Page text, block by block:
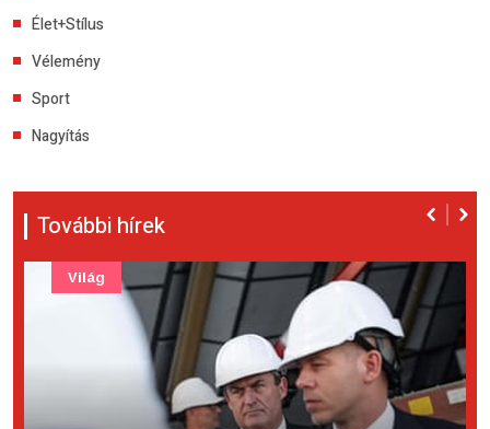
Élet+Stílus
Vélemény
Sport
Nagyítás
További hírek
Világ